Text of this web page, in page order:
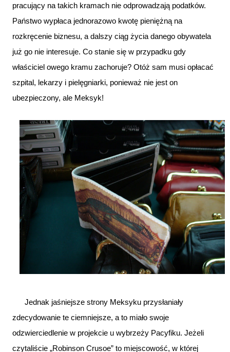
pracujący na takich kramach nie odprowadzają podatków.
Państwo wypłaca jednorazowo kwotę pieniężną na
rozkręcenie biznesu, a dalszy ciąg życia danego obywatela
już go nie interesuje. Co stanie się w przypadku gdy
właściciel owego kramu zachoruje? Otóż sam musi opłacać
szpital, lekarzy i pielęgniarki, ponieważ nie jest on
ubezpieczony, ale Meksyk!
Jednak jaśniejsze strony Meksyku przysłaniały
zdecydowanie te ciemniejsze, a to miało swoje
odzwierciedlenie w projekcie u wybrzeży Pacyfiku. Jeżeli
czytaliście „Robinson Crusoe” to miejscowość, w której